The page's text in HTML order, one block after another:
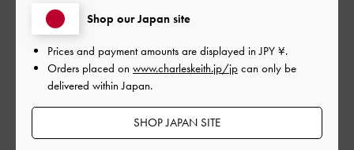
とてもよかった
もっと見る
このレビューは役に立ちましたか？
Shop our Japan site
Prices and payment amounts are displayed inJPY ¥.
Orders placed on www.charleskeith.jp/jp can only be
delivered within Japan.
SHOP JAPAN SITE